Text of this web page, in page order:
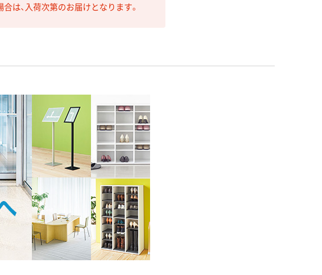
は、入荷次第のお届けとなります。